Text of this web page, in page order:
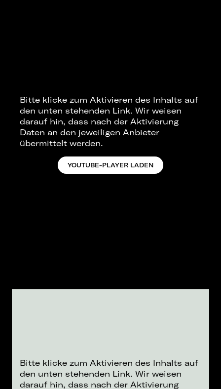
Bitte klicke zum Aktivieren des Inhalts auf
den unten stehenden Link. Wir weisen
darauf hin, dass nach der Aktivierung
Daten an den jeweiligen Anbieter
übermittelt werden.
YOUTUBE-PLAYER LADEN
Bitte klicke zum Aktivieren des Inhalts auf
den unten stehenden Link. Wir weisen
darauf hin, dass nach der Aktivierung